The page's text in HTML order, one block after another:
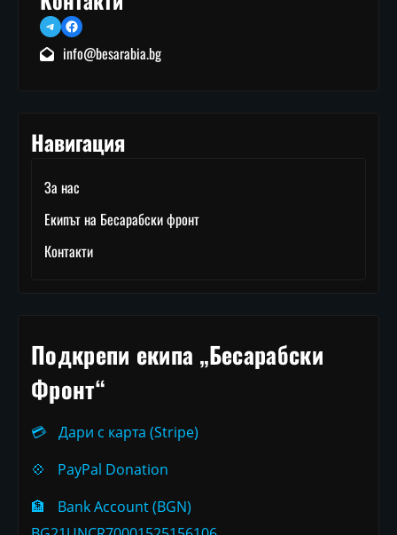
TelegramFacebook
info@besarabia.bg
Навигация
За нас
Екипът на Бесарабски фронт
Контакти
Подкрепи екипа „Бесарабски
Фронт“
💳
Дари с карта (Stripe)
💠
PayPal Donation
🏦
Bank Account (BGN)